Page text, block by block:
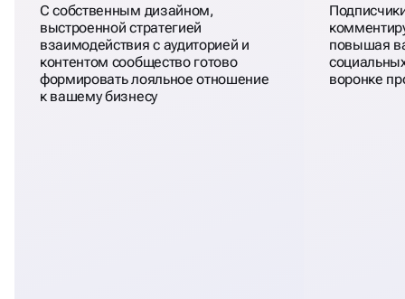
С собственным дизайном,
выстроенной стратегией
взаимодействия с аудиторией и
контентом сообщество готово
формировать лояльное отношение
к вашему бизнесу
повышая
воронке